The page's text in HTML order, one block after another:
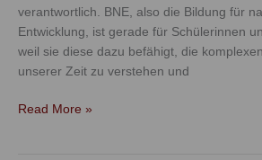
verantwortlich. BNE, also die Bildung für
Entwicklung, ist gerade für Schülerinnen
weil sie diese dazu befähigt, die
unserer Zeit zu verstehen und
Read More »